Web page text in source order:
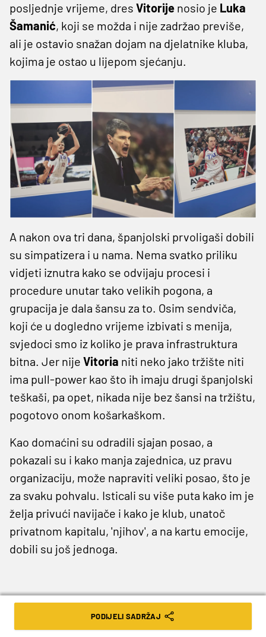
posljednje vrijeme, dres Vitorije nosio je Luka
Šamanić, koji se možda i nije zadržao previše,
ali je ostavio snažan dojam na djelatnike kluba,
kojima je ostao u lijepom sjećanju.
A nakon ova tri dana, španjolski prvoligaši dobili
su simpatizera i u nama. Nema svatko priliku
vidjeti iznutra kako se odvijaju procesi i
procedure unutar tako velikih pogona, a
grupacija je dala šansu za to. Osim sendviča,
koji će u dogledno vrijeme izbivati s menija,
svjedoci smo iz koliko je prava infrastruktura
bitna. Jer nije Vitoria niti neko jako tržište niti
ima pull-power kao što ih imaju drugi španjolski
teškaši, pa opet, nikada nije bez šansi na tržištu,
pogotovo onom košarkaškom.
Kao domaćini su odradili sjajan posao, a
pokazali su i kako manja zajednica, uz pravu
organizaciju, može napraviti veliki posao, što je
za svaku pohvalu. Isticali su više puta kako im je
želja privući navijače i kako je klub, unatoč
privatnom kapitalu, 'njihov', a na kartu emocije,
dobili su još jednoga.
PODIJELI SADRŽAJ